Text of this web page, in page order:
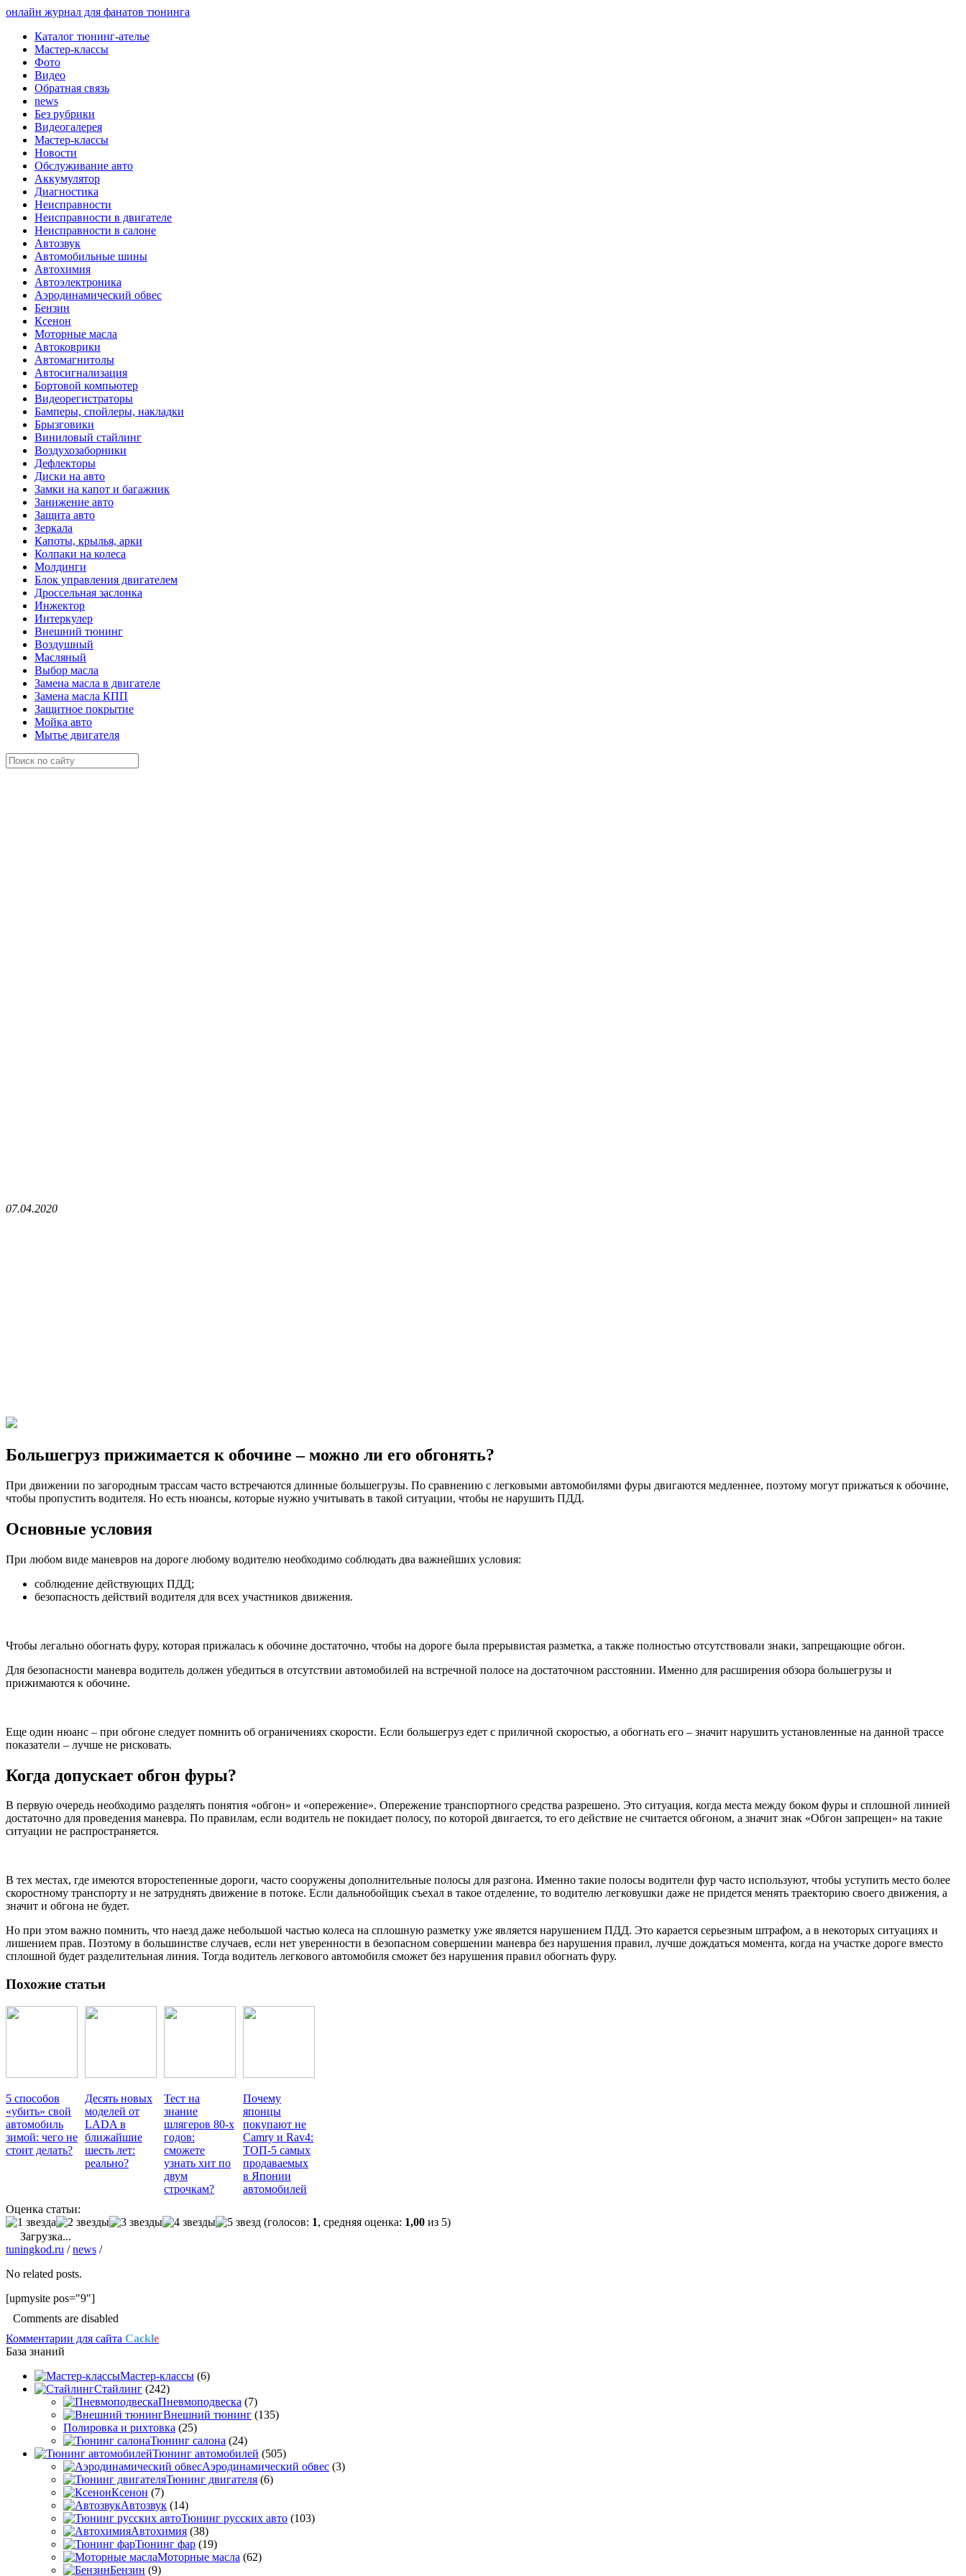
онлайн журнал для фанатов тюнинга
Каталог тюнинг-ателье
Мастер-классы
Фото
Видео
Обратная связь
news
Без рубрики
Видеогалерея
Мастер-классы
Новости
Обслуживание авто
Аккумулятор
Диагностика
Неисправности
Неисправности в двигателе
Неисправности в салоне
Автозвук
Автомобильные шины
Автохимия
Автоэлектроника
Аэродинамический обвес
Бензин
Ксенон
Моторные масла
Автоковрики
Автомагнитолы
Автосигнализация
Бортовой компьютер
Видеорегистраторы
Бамперы, спойлеры, накладки
Брызговики
Виниловый стайлинг
Воздухозаборники
Дефлекторы
Диски на авто
Замки на капот и багажник
Занижение авто
Защита авто
Зеркала
Капоты, крылья, арки
Колпаки на колеса
Молдинги
Блок управления двигателем
Дроссельная заслонка
Инжектор
Интеркулер
Внешний тюнинг
Воздушный
Масляный
Выбор масла
Замена масла в двигателе
Замена масла КПП
Защитное покрытие
Мойка авто
Мытье двигателя
07.04.2020
Большегруз прижимается к обочине – можно ли его обгонять?
При движении по загородным трассам часто встречаются длинные большегрузы. По сравнению с легковыми автомобилями фуры двигаются медленнее, поэтому могут прижаться к обочине,
чтобы пропустить водителя. Но есть нюансы, которые нужно учитывать в такой ситуации, чтобы не нарушить ПДД.
Основные условия
При любом виде маневров на дороге любому водителю необходимо соблюдать два важнейших условия:
соблюдение действующих ПДД;
безопасность действий водителя для всех участников движения.
Чтобы легально обогнать фуру, которая прижалась к обочине достаточно, чтобы на дороге была прерывистая разметка, а также полностью отсутствовали знаки, запрещающие обгон.
Для безопасности маневра водитель должен убедиться в отсутствии автомобилей на встречной полосе на достаточном расстоянии. Именно для расширения обзора большегрузы и
прижимаются к обочине.
Еще один нюанс – при обгоне следует помнить об ограничениях скорости. Если большегруз едет с приличной скоростью, а обогнать его – значит нарушить установленные на данной трассе
показатели – лучше не рисковать.
Когда допускает обгон фуры?
В первую очередь необходимо разделять понятия «обгон» и «опережение». Опережение транспортного средства разрешено. Это ситуация, когда места между боком фуры и сплошной линией
достаточно для проведения маневра. По правилам, если водитель не покидает полосу, по которой двигается, то его действие не считается обгоном, а значит знак «Обгон запрещен» на такие
ситуации не распространяется.
В тех местах, где имеются второстепенные дороги, часто сооружены дополнительные полосы для разгона. Именно такие полосы водители фур часто используют, чтобы уступить место более
скоростному транспорту и не затруднять движение в потоке. Если дальнобойщик съехал в такое отделение, то водителю легковушки даже не придется менять траекторию своего движения, а
значит и обгона не будет.
Но при этом важно помнить, что наезд даже небольшой частью колеса на сплошную разметку уже является нарушением ПДД. Это карается серьезным штрафом, а в некоторых ситуациях и
лишением прав. Поэтому в большинстве случаев, если нет уверенности в безопасном совершении маневра без нарушения правил, лучше дождаться момента, когда на участке дороге вместо
сплошной будет разделительная линия. Тогда водитель легкового автомобиля сможет без нарушения правил обогнать фуру.
Похожие статьи
5 способов
«убить» свой
автомобиль
зимой: чего не
стоит делать?
Десять новых
моделей от
LADA в
ближайшие
шесть лет:
реально?
Тест на
знание
шлягеров 80-х
годов:
сможете
узнать хит по
двум
строчкам?
Почему
японцы
покупают не
Camry и Rav4:
ТОП-5 самых
продаваемых
в Японии
автомобилей
Оценка статьи:
(голосов: 1, средняя оценка: 1,00 из 5)
Загрузка...
tuningkod.ru / news /
No related posts.
[upmysite pos="9"]
Comments are disabled
Комментарии для сайта Cackle
База знаний
Мастер-классы (6)
Стайлинг (242)
Пневмоподвеска (7)
Внешний тюнинг (135)
Полировка и рихтовка (25)
Тюнинг салона (24)
Тюнинг автомобилей (505)
Аэродинамический обвес (3)
Тюнинг двигателя (6)
Ксенон (7)
Автозвук (14)
Тюнинг русских авто (103)
Автохимия (38)
Тюнинг фар (19)
Моторные масла (62)
Бензин (9)